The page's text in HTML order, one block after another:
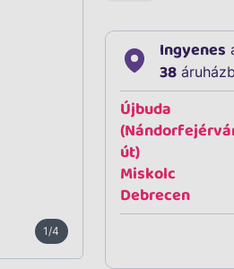
1/4
Ingyenes
38
Újbuda
út)
Miskolc
Debrecen